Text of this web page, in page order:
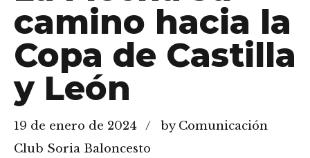
camino hacia la
Copa de Castilla
y León
19 de enero de 2024
by Comunicación
Club Soria Baloncesto